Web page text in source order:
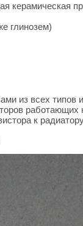
керамическая
глинозем)
из всех типов
работающих
к